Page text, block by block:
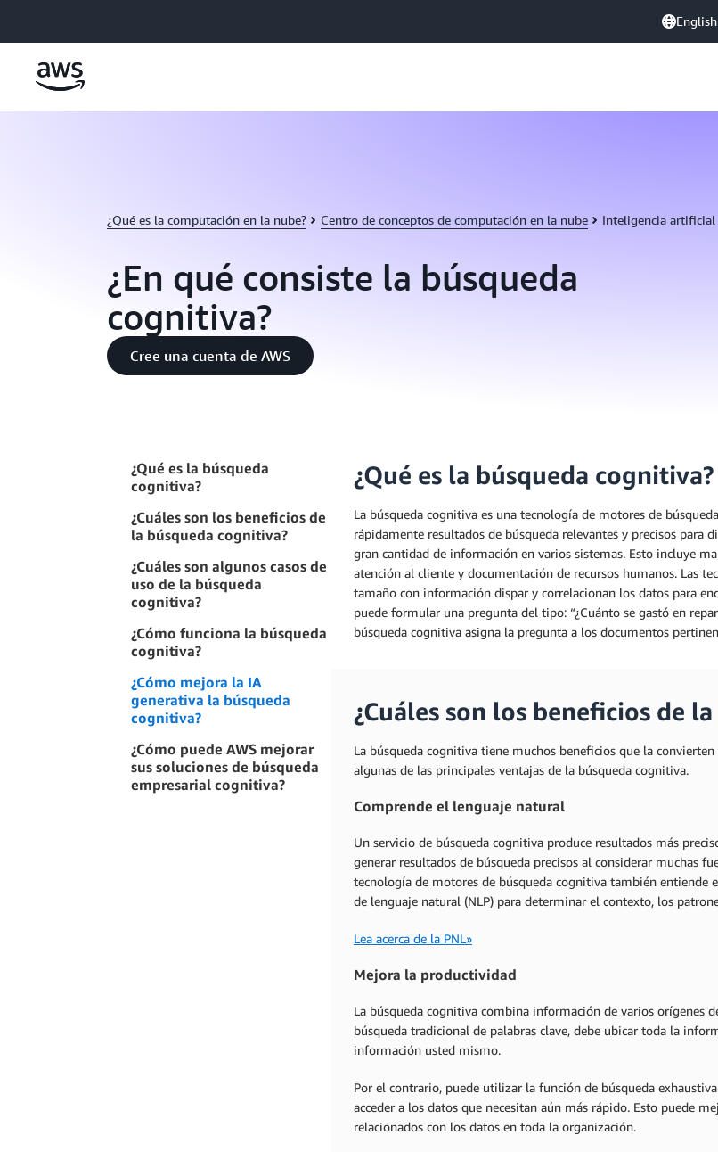
English
¿Qué es la computación en la nube? Centro de conceptos de computación en la nube Inteligencia artificial
¿En qué consiste la búsqueda
cognitiva?
Cree una cuenta de AWS
¿Qué es la búsqueda
cognitiva?
¿Cuáles son los beneficios de
la búsqueda cognitiva?
¿Cuáles son algunos casos de
uso de la búsqueda
cognitiva?
¿Cómo funciona la búsqueda
cognitiva?
¿Cómo mejora la IA
generativa la búsqueda
cognitiva?
¿Cómo puede AWS mejorar
sus soluciones de búsqueda
empresarial cognitiva?
¿Qué es la búsqueda cognitiva?
La búsqueda cognitiva es una tecnología de motores de
rápidamente resultados de búsqueda relevantes y precisos para
gran cantidad de información en varios sistemas. Esto incluye
atención al cliente y documentación de recursos humanos. Las
tamaño con información dispar y correlacionan los datos para
puede formular una pregunta del tipo: “¿Cuánto se gastó en
búsqueda cognitiva asigna la pregunta a los documentos
¿Cuáles son los beneficios de
La búsqueda cognitiva tiene muchos beneficios que la
algunas de las principales ventajas de la búsqueda cognitiva.
Comprende el lenguaje natural
Un servicio de búsqueda cognitiva produce resultados más
generar resultados de búsqueda precisos al considerar muchas
tecnología de motores de búsqueda cognitiva también entiende
de lenguaje natural (NLP) para determinar el contexto, los
Lea acerca de la PNL»
Mejora la productividad
La búsqueda cognitiva combina información de varios orígenes
búsqueda tradicional de palabras clave, debe ubicar toda la
información usted mismo.
Por el contrario, puede utilizar la función de búsqueda
acceder a los datos que necesitan aún más rápido. Esto puede
relacionados con los datos en toda la organización.